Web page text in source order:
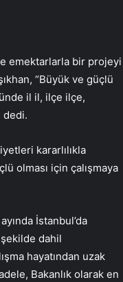
emektarlarla bir projeyi
“Büyük ve güçlü
il il, ilçe ilçe,
dedi.
kararlılıkla
olması için çalışmaya
İstanbul’da
şekilde dahil
hayatından uzak
Bakanlık olarak en